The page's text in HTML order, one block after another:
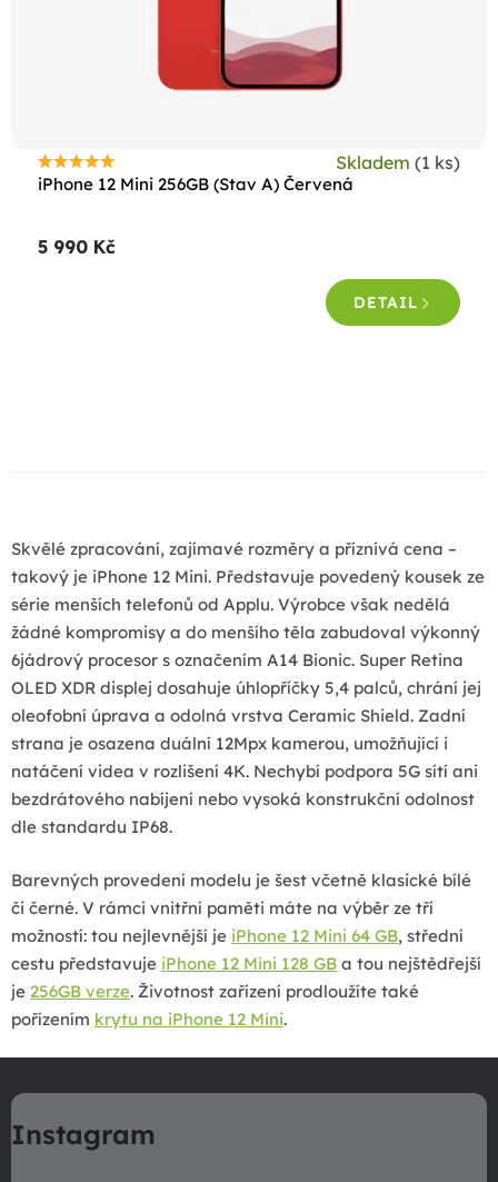
iPhone 12 Mini 256GB (Stav A) Červená
Průměrné
je
Skladem (1 ks)
5 990 Kč
DETAIL
a
c
í
p
r
v
k
y
v
ý
p
s
u
Skvělé zpracování, zajímavé rozměry a příznivá cena –
takový je iPhone 12 Mini. Představuje povedený kousek ze
série menších telefonů od Applu. Výrobce však nedělá
žádné kompromisy a do menšího těla zabudoval výkonný
6jádrový procesor s označením A14 Bionic. Super Retina
OLED XDR displej dosahuje úhlopříčky 5,4 palců, chrání jej
oleofobní úprava a odolná vrstva Ceramic Shield. Zadní
strana je osazena duální 12Mpx kamerou, umožňující i
natáčení videa v rozlišení 4K. Nechybí podpora 5G sítí ani
bezdrátového nabíjení nebo vysoká konstrukční odolnost
dle standardu IP68.
Barevných provedení modelu je šest včetně klasické bílé
či černé. V rámci vnitřní paměti máte na výběr ze tří
možností: tou nejlevnější je iPhone 12 Mini 64 GB, střední
cestu představuje iPhone 12 Mini 128 GB a tou nejštědřejší
je 256GB verze. Životnost zařízení prodloužíte také
pořízením krytu na iPhone 12 Mini.
á
pInstagram